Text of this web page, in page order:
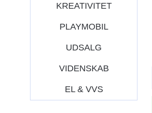
KREATIVITET
PLAYMOBIL
UDSALG
VIDENSKAB
EL & VVS